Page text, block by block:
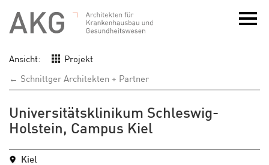
Ansicht:
Projekt
← Schnittger Architekten + Partner
Universitätsklinikum Schleswig-
Holstein, Campus Kiel
Kiel